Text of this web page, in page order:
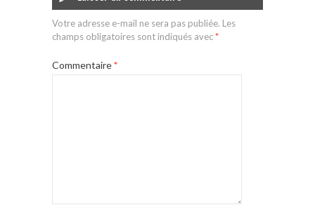
Votre adresse e-mail ne sera pas publiée. Les
champs obligatoires sont indiqués avec*
Commentaire*